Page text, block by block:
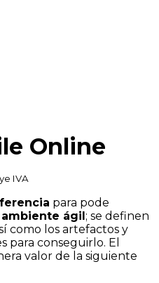
Online
IVA
para pode
ambiente ágil; se definen
como los artefactos y
para conseguirlo. El
valor de la siguiente